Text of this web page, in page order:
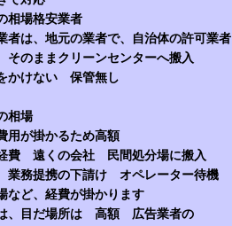
相場格安業者
者は、地元の業者で、自治体の許可業者
そのままクリーンセンターへ搬入
かけない 保管無し
相場
用が掛かるため高額
費 遠くの会社 民間処分場に搬入
務提携の下請け オペレーター待機
など、経費が掛かります
、目だ場所は 高額 広告業者の